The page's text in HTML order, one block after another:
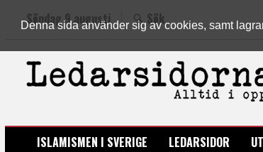
Denna sida använder sig av cookies, samt
Söndag 9 augusti Sök
LEDARSIDORNA.SE
ISLAMISMEN I SVERIGE LEDARSIDOR